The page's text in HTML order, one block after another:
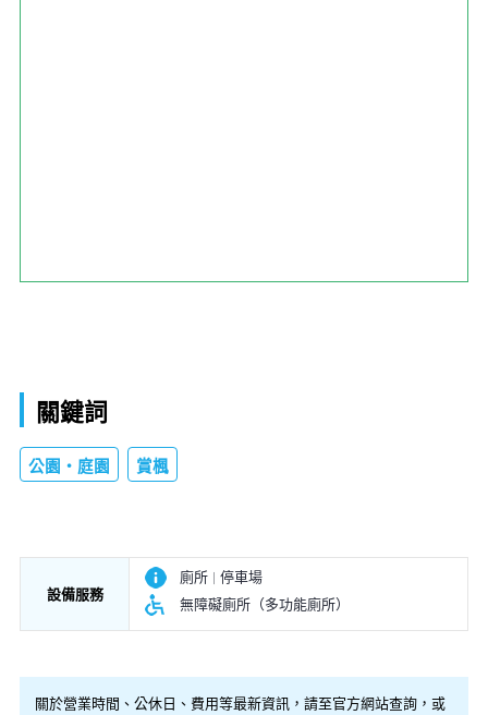
關鍵詞
公園・庭園 賞楓
設備服務
廁所 停車場
無障礙廁所（多功能廁所）
關於營業時間、公休日、費用等最新資訊，請至官方網站查詢，或